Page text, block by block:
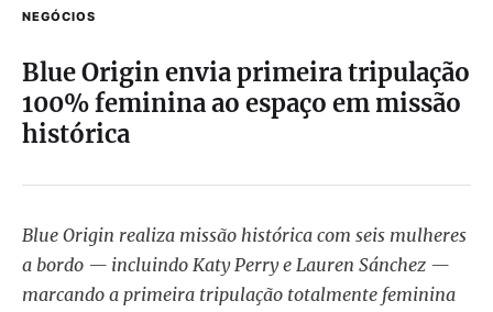
NEGÓCIOS
Blue Origin envia primeira tripulação
100% feminina ao espaço em missão
histórica
Blue Origin realiza missão histórica com seis mulheres
a bordo — incluindo Katy Perry e Lauren Sánchez —
marcando a primeira tripulação totalmente feminina